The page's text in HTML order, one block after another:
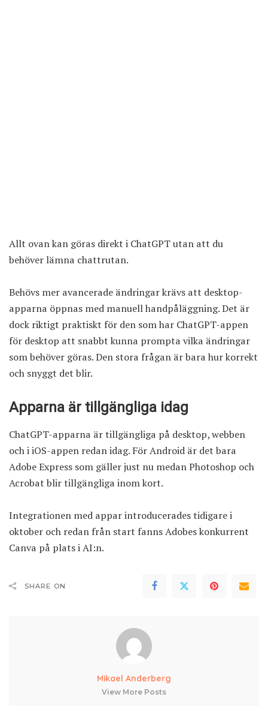
Allt ovan kan göras direkt i ChatGPT utan att du
behöver lämna chattrutan.
Behövs mer avancerade ändringar krävs att desktop-
apparna öppnas med manuell handpåläggning. Det är
dock riktigt praktiskt för den som har ChatGPT-appen
för desktop att snabbt kunna prompta vilka ändringar
som behöver göras. Den stora frågan är bara hur korrekt
och snyggt det blir.
Apparna är tillgängliga idag
ChatGPT-apparna är tillgängliga på desktop, webben
och i iOS-appen redan idag. För Android är det bara
Adobe Express som gäller just nu medan Photoshop och
Acrobat blir tillgängliga inom kort.
Integrationen med appar introducerades tidigare i
oktober och redan från start fanns Adobes konkurrent
Canva på plats i AI:n.
SHARE ON
Mikael Anderberg
View More Posts